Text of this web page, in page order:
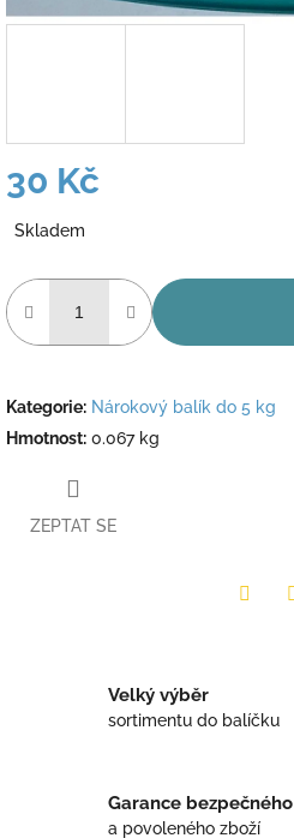
30 Kč
cena:
Skladem
Kategorie: Nárokový balík do 5 kg
Hmotnost: 0.067 kg
ZEPTAT SE
Velký výběr
sortimentu do balíčku
Garance bezpečného
a povoleného zboží